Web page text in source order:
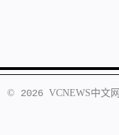
© 2026 VCNEWS中文网